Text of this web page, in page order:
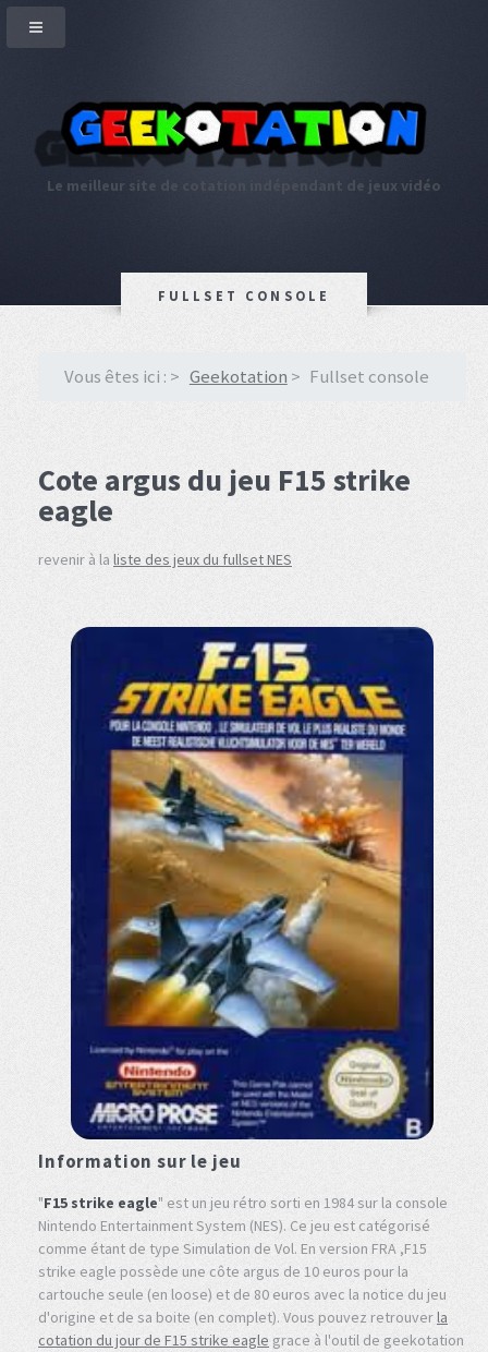
Le meilleur site de cotation indépendant de jeux vidéo
FULLSET CONSOLE
Vous êtes ici : Geekotation Fullset console
Cote argus du jeu F15 strike
eagle
revenir à la liste des jeux du fullset NES
Information sur le jeu
"F15 strike eagle" est un jeu rétro sorti en 1984 sur la console
Nintendo Entertainment System (NES). Ce jeu est catégorisé
comme étant de type Simulation de Vol. En version FRA ,F15
strike eagle possède une côte argus de 10 euros pour la
cartouche seule (en loose) et de 80 euros avec la notice du jeu
d'origine et de sa boite (en complet). Vous pouvez retrouver la
cotation du jour de F15 strike eagle grace à l'outil de geekotation